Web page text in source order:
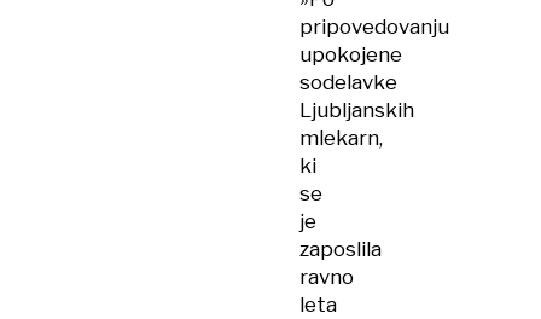
pripovedovanju
upokojene
sodelavke
Ljubljanskih
mlekarn,
ki
se
je
zaposlila
ravno
leta